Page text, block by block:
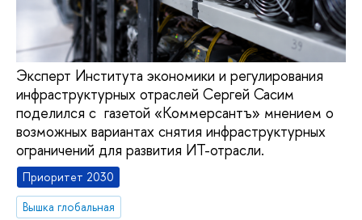
Эксперт Института экономики и регулирования
инфраструктурных отраслей Сергей Сасим
поделился с газетой «Коммерсантъ» мнением о
возможных вариантах снятия инфраструктурных
ограничений для развития ИТ-отрасли.
Приоритет 2030
Вышка глобальная